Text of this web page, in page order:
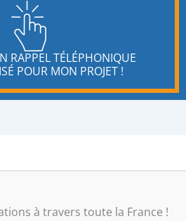
RAPPEL TÉLÉPHONIQUE
POUR MON PROJET !
à travers toute la France !